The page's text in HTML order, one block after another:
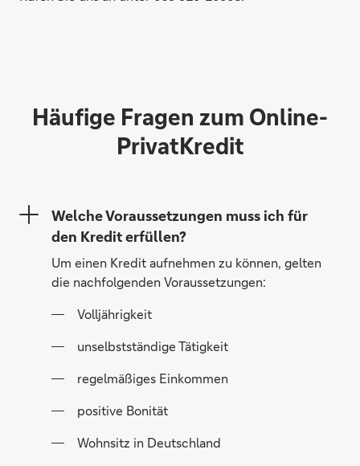
Häufige Fragen zum Online-
PrivatKredit
Welche Voraussetzungen muss ich für
den Kredit erfüllen?
Um einen Kredit aufnehmen zu können, gelten
die nachfolgenden Voraussetzungen:
Volljährigkeit
unselbstständige Tätigkeit
regelmäßiges Einkommen
positive Bonität
Wohnsitz in Deutschland